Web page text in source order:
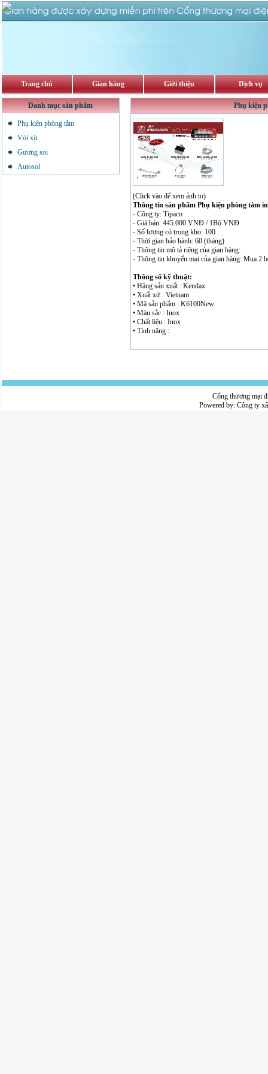
Trang chủ Gian hàng Giới thiệu Dịch vụ
Danh mục sản phẩm
Phụ kiện phòng tắm
Vòi xịt
Gương soi
Autosol
Phụ kiện
(Click vào để xem ảnh to)
Thông tin sản phẩm Phụ kiện phòng tắm
- Công ty: Tipaco
- Giá bán: 445.000 VNĐ / 1Bộ VNĐ
- Số lượng có trong kho: 100
- Thời gian bảo hành: 60 (tháng)
- Thông tin mô tả riêng của gian hàng:
- Thông tin khuyến mại của gian hàng: Mua 2
Thông số kỹ thuật:
• Hãng sản xuất : Kendax
• Xuất xứ : Vietnam
• Mã sản phẩm : K6100New
• Màu sắc : Inox
• Chất liệu : Inox
• Tính năng :
Cổng thương mại
Powered by: Công ty